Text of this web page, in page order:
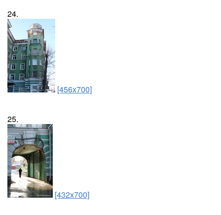
24.
[456x700]
25.
[432x700]